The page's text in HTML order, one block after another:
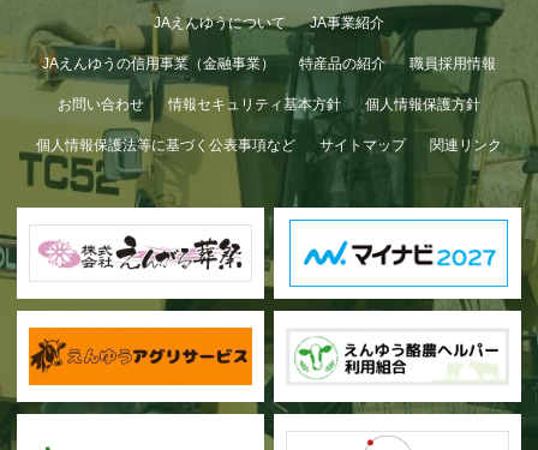
JAえんゆうについて JA事業紹介
JAえんゆうの信用事業（金融事業） 特産品の紹介 職員採用情報
お問い合わせ 情報セキュリティ基本方針 個人情報保護方針
個人情報保護法等に基づく公表事項など サイトマップ 関連リンク